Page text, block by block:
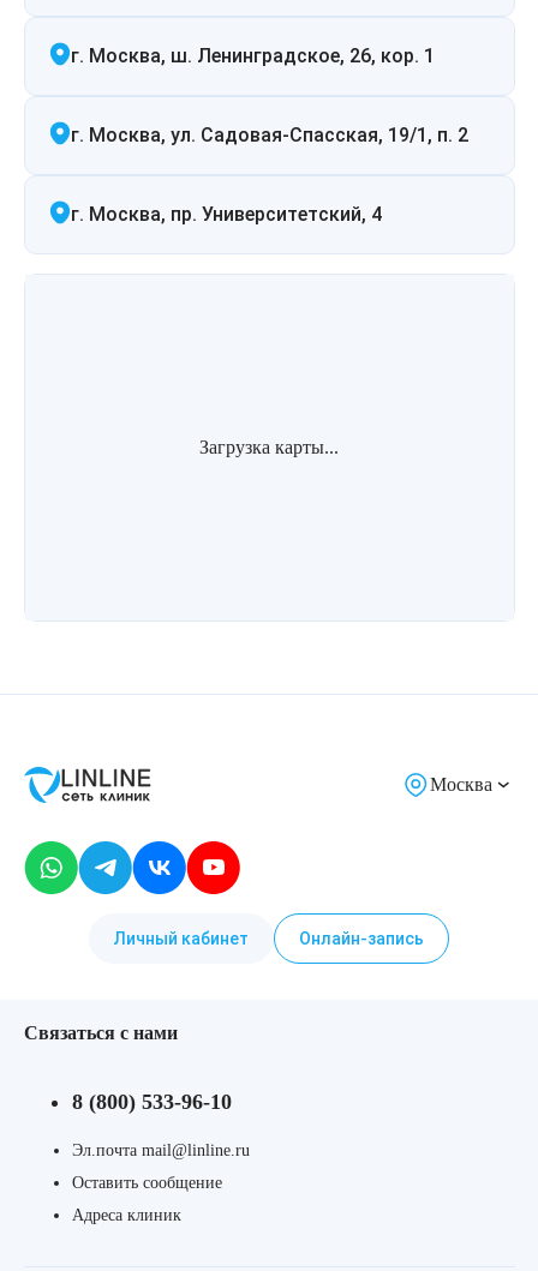
г. Москва, ш. Ленинградское, 26, кор. 1
г. Москва, ул. Садовая-Спасская, 19/1, п. 2
г. Москва, пр. Университетский, 4
Загрузка карты...
Москва
Личный кабинет Онлайн-запись
Связаться с нами
8 (800) 533-96-10
Эл.почта mail@linline.ru
Оставить сообщение
Адреса клиник